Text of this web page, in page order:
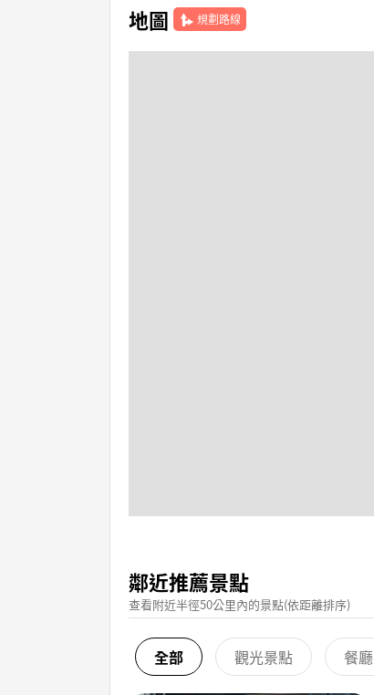
地圖 規劃路線
鄰近推薦景點
查看附近半徑50公里內的景點(依距離排序)
全部 觀光景點 餐廳